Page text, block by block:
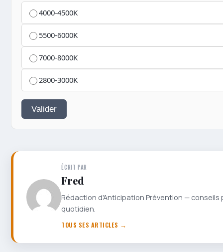
4000-4500K
5500-6000K
7000-8000K
2800-3000K
Valider
ÉCRIT PAR
Fred
Rédaction d'Anticipation Prévention —
quotidien.
TOUS SES ARTICLES →